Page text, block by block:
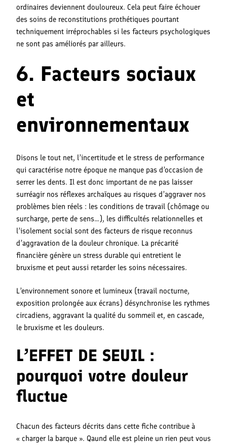
ordinaires deviennent douloureux. Cela peut faire échouer
des soins de reconstitutions prothétiques pourtant
techniquement irréprochables si les facteurs psychologiques
ne sont pas améliorés par ailleurs.
6. Facteurs sociaux
et
environnementaux
Disons le tout net, l’incertitude et le stress de performance
qui caractérise notre époque ne manque pas d’occasion de
serrer les dents. Il est donc important de ne pas laisser
surréagir nos réflexes archaïques au risques d’aggraver nos
problèmes bien réels : les conditions de travail (chômage ou
surcharge, perte de sens…), les difficultés relationnelles et
l’isolement social sont des facteurs de risque reconnus
d’aggravation de la douleur chronique. La précarité
financière génère un stress durable qui entretient le
bruxisme et peut aussi retarder les soins nécessaires.
L’environnement sonore et lumineux (travail nocturne,
exposition prolongée aux écrans) désynchronise les rythmes
circadiens, aggravant la qualité du sommeil et, en cascade,
le bruxisme et les douleurs.
L’EFFET DE SEUIL :
pourquoi votre douleur
fluctue
Chacun des facteurs décrits dans cette fiche contribue à
« charger la barque ». Qaund elle est pleine un rien peut vous